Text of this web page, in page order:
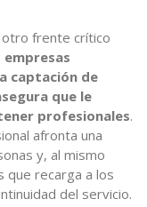
otro frente crítico
empresas
captación de
que le
profesionales.
afronta una
y, al mismo
que recarga a los
del servicio.